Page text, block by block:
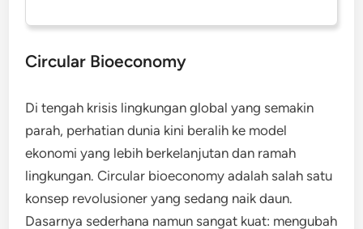
Circular Bioeconomy
Di tengah krisis lingkungan global yang semakin
parah, perhatian dunia kini beralih ke model
ekonomi yang lebih berkelanjutan dan ramah
lingkungan. Circular bioeconomy adalah salah satu
konsep revolusioner yang sedang naik daun.
Dasarnya sederhana namun sangat kuat: mengubah